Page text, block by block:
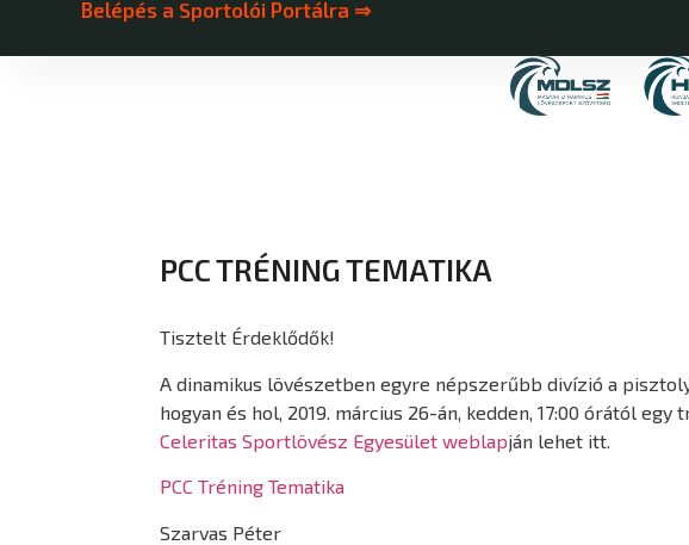
Belépés a Sportolói Portálra ⇒
PCC TRÉNING TEMATIKA
Tisztelt Érdeklődők!
A dinamikus lövészetben egyre népszerűbb divízió a
hogyan és hol, 2019. március 26-án, kedden, 17:00 órától
Celeritas Sportlövész Egyesület weblapján lehet itt.
PCC Tréning Tematika
Szarvas Péter